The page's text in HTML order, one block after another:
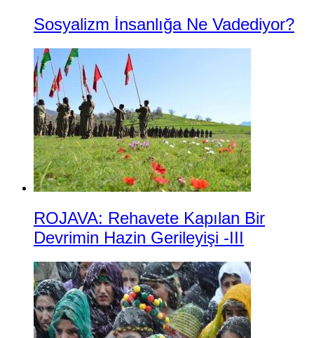
Sosyalizm İnsanlığa Ne Vadediyor?
ROJAVA: Rehavete Kapılan Bir
Devrimin Hazin Gerileyişi -III